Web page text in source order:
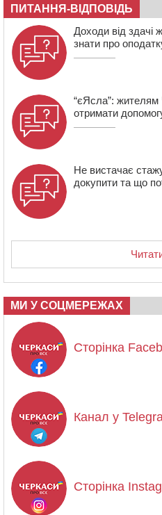
20:54 На Черкащині очікують
20:13 Черкащина здобула
України з веслування
ПИТАННЯ-ВІДПОВІДЬ
Доходи від здачі
знати про
“єЯсла”: жителям
отримати
Не вистачає
докупити та що
МИ У СОЦМЕРЕЖАХ
Сторінка
Канал у
Сторінка